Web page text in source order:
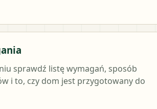
sprawdź listę wymagań, sposób
i to, czy dom jest przygotowany do